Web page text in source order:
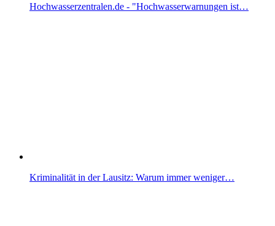
Hochwasserzentralen.de - "Hochwasserwarnungen ist…
Kriminalität in der Lausitz: Warum immer weniger…